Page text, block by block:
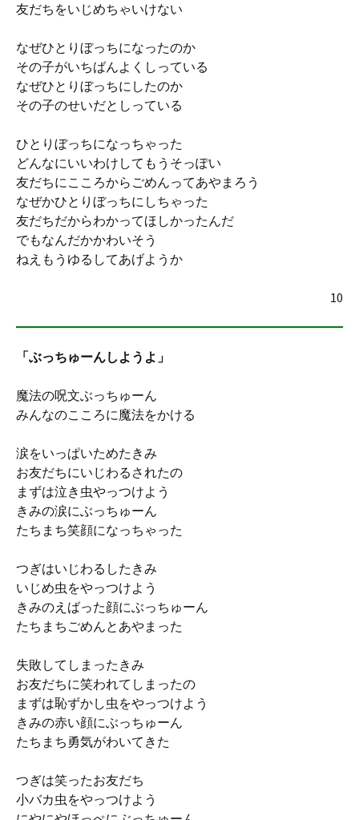
友だちをいじめちゃいけない
なぜひとりぼっちになったのか
その子がいちばんよくしっている
なぜひとりぼっちにしたのか
その子のせいだとしっている
ひとりぼっちになっちゃった
どんなにいいわけしてもうそっぽい
友だちにこころからごめんってあやまろう
なぜかひとりぼっちにしちゃった
友だちだからわかってほしかったんだ
でもなんだかかわいそう
ねえもうゆるしてあげようか
10
「ぶっちゅーんしようよ」
魔法の呪文ぶっちゅーん
みんなのこころに魔法をかける
涙をいっぱいためたきみ
お友だちにいじわるされたの
まずは泣き虫やっつけよう
きみの涙にぶっちゅーん
たちまち笑顔になっちゃった
つぎはいじわるしたきみ
いじめ虫をやっつけよう
きみのえばった顔にぶっちゅーん
たちまちごめんとあやまった
失敗してしまったきみ
お友だちに笑われてしまったの
まずは恥ずかし虫をやっつけよう
きみの赤い顔にぶっちゅーん
たちまち勇気がわいてきた
つぎは笑ったお友だち
小バカ虫をやっつけよう